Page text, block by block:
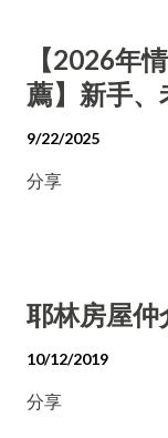
【2026年
薦】新手、
9/22/2025
分享
耶林房屋仲
10/12/2019
分享